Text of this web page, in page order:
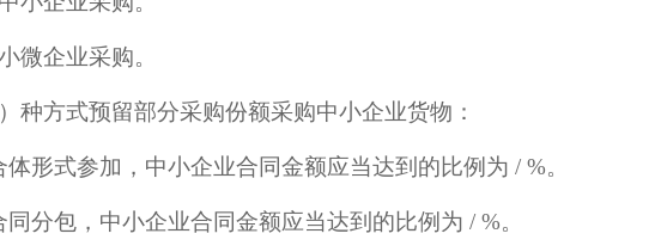
微企业采购。
种方式预留部分采购份额采购中小企业货物：
形式参加，中小企业合同金额应当达到的比例为 / %。
分包，中小企业合同金额应当达到的比例为 / %。